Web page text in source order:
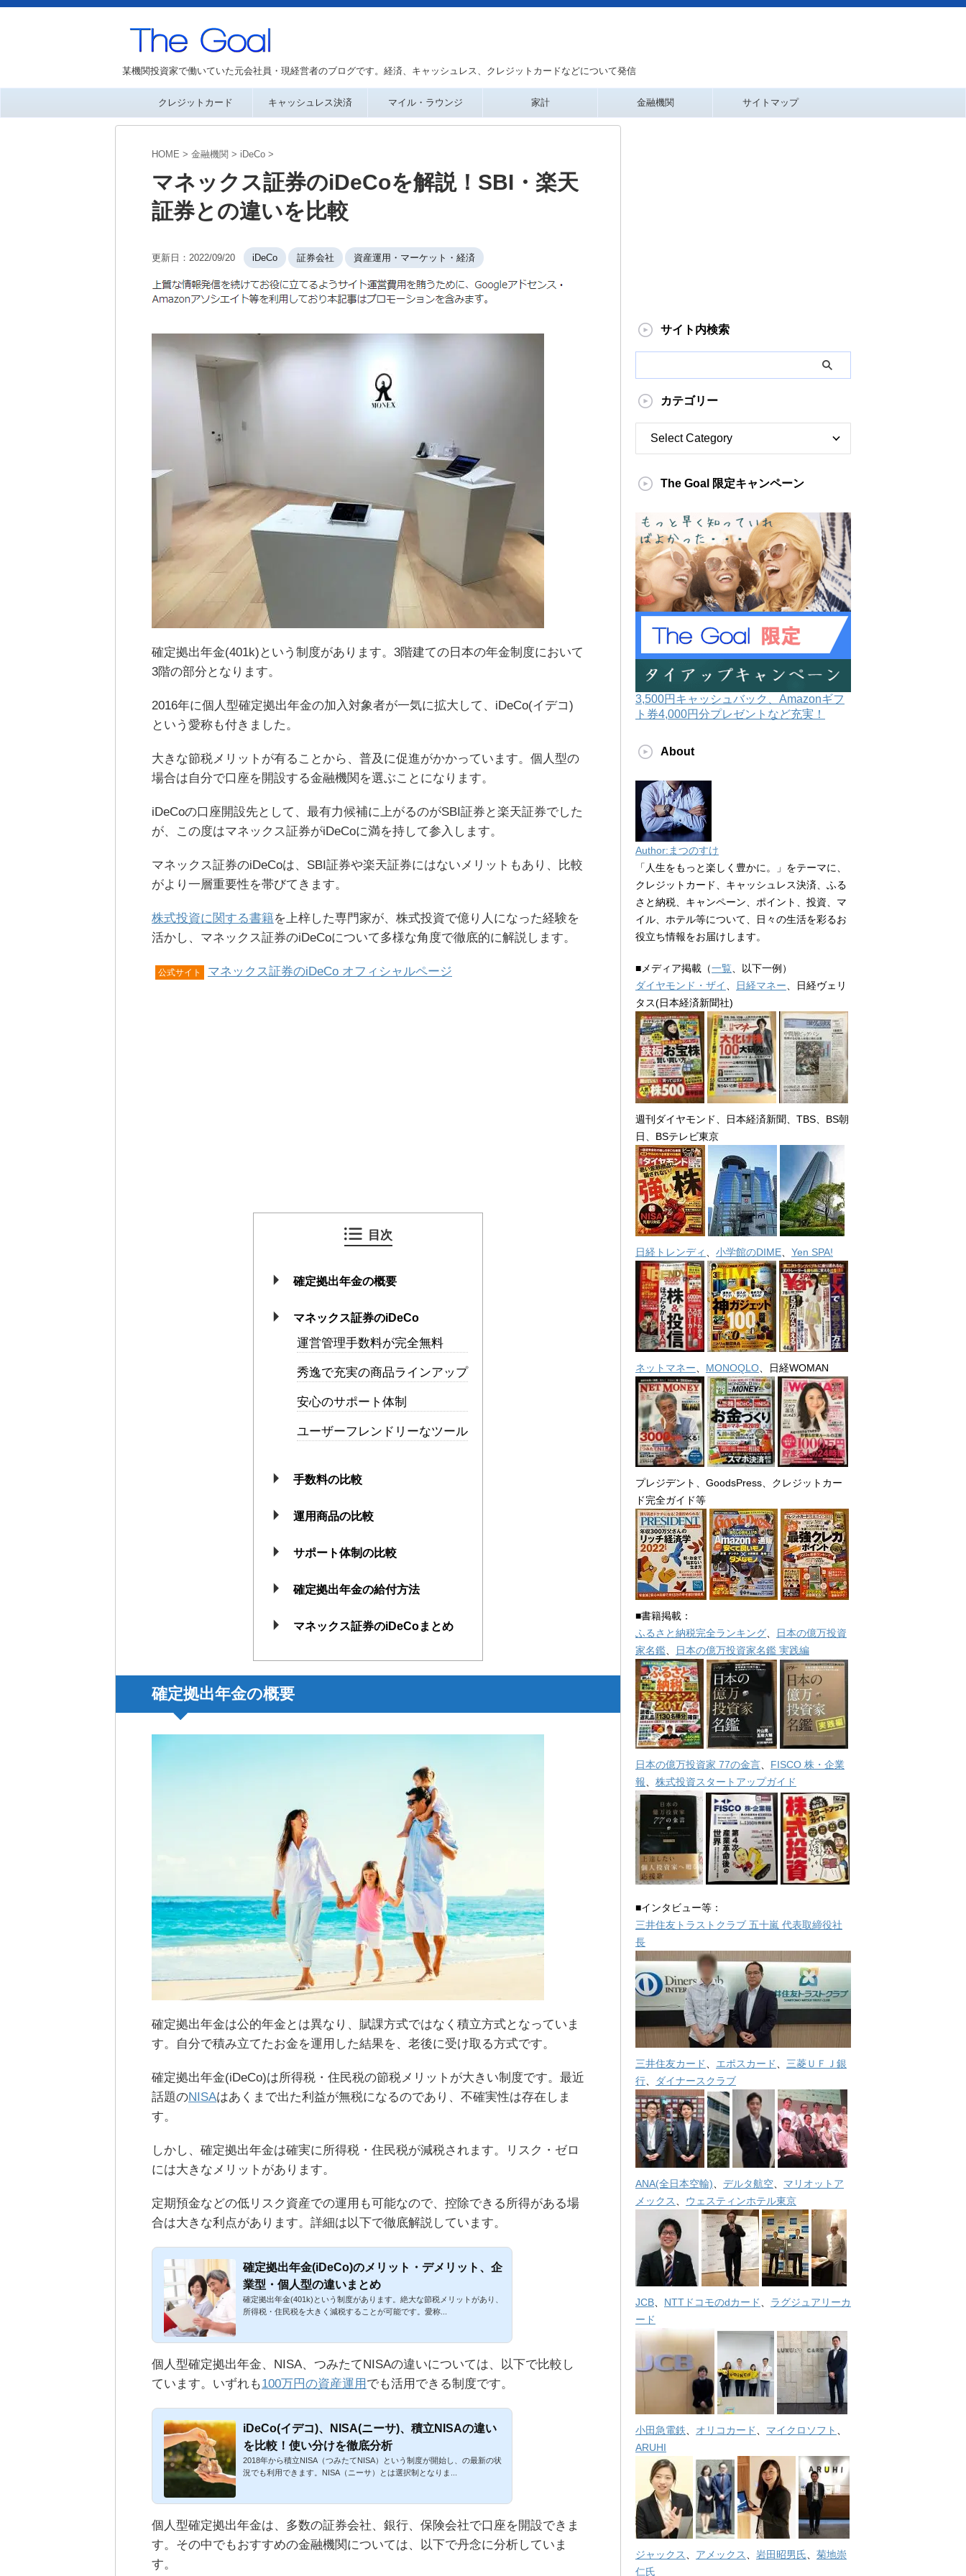
某機関投資家で働いていた元会社員・現経営者のブログです。経済、キャッシュレス、クレジットカードなどについて発信
クレジットカード キャッシュレス決済 マイル・ラウンジ 家計 金融機関 サイトマップ
HOME > 金融機関 > iDeCo >
マネックス証券のiDeCoを解説！SBI・楽天
証券との違いを比較
更新日： 2022/09/20 iDeCo 証券会社 資産運用・マーケット・経済
確定拠出年金(401k)という制度があります。3階建ての日本の年金制度において
3階の部分となります。
2016年に個人型確定拠出年金の加入対象者が一気に拡大して、iDeCo(イデコ)
という愛称も付きました。
大きな節税メリットが有ることから、普及に促進がかかっています。個人型の
場合は自分で口座を開設する金融機関を選ぶことになります。
iDeCoの口座開設先として、最有力候補に上がるのがSBI証券と楽天証券でした
が、この度はマネックス証券がiDeCoに満を持して参入します。
マネックス証券のiDeCoは、SBI証券や楽天証券にはないメリットもあり、比較
がより一層重要性を帯びてきます。
株式投資に関する書籍を上梓した専門家が、株式投資で億り人になった経験を
活かし、マネックス証券のiDeCoについて多様な角度で徹底的に解説します。
公式サイト マネックス証券のiDeCo オフィシャルページ
目次
確定拠出年金の概要
マネックス証券のiDeCo
運営管理手数料が完全無料
秀逸で充実の商品ラインアップ
安心のサポート体制
ユーザーフレンドリーなツール
手数料の比較
運用商品の比較
サポート体制の比較
確定拠出年金の給付方法
マネックス証券のiDeCoまとめ
確定拠出年金の概要
確定拠出年金は公的年金とは異なり、賦課方式ではなく積立方式となっていま
す。自分で積み立てたお金を運用した結果を、老後に受け取る方式です。
確定拠出年金(iDeCo)は所得税・住民税の節税メリットが大きい制度です。最近
話題のNISAはあくまで出た利益が無税になるのであり、不確実性は存在しま
す。
しかし、確定拠出年金は確実に所得税・住民税が減税されます。リスク・ゼロ
には大きなメリットがあります。
定期預金などの低リスク資産での運用も可能なので、控除できる所得がある場
合は大きな利点があります。詳細は以下で徹底解説しています。
確定拠出年金(iDeCo)のメリット・デメリット、企
業型・個人型の違いまとめ
確定拠出年金(401k)という制度があります。絶大な節税メリットがあり、
所得税・住民税を大きく減税することが可能です。愛称...
個人型確定拠出年金、NISA、つみたてNISAの違いについては、以下で比較し
ています。いずれも100万円の資産運用 でも活用できる制度です。
iDeCo(イデコ)、NISA(ニーサ)、積立NISAの違い
を比較！使い分けを徹底分析
2018年から積立NISA（つみたてNISA）という制度が開始し、の最新の状
況でも利用できます。NISA（ニーサ）とは選択制となりま...
個人型確定拠出年金は、多数の証券会社、銀行、保険会社で口座を開設できま
す。その中でもおすすめの金融機関については、以下で丹念に分析していま
す。
サイト内検索
カテゴリー
The Goal 限定キャンペーン
3,500円キャッシュバック、Amazonギフ
ト券4,000円分プレゼントなど充実！
About
Author:まつのすけ
「人生をもっと楽しく豊かに。」をテーマに、
クレジットカード、キャッシュレス決済、ふる
さと納税、キャンペーン、ポイント、投資、マ
イル、ホテル等について、日々の生活を彩るお
役立ち情報をお届けします。
■メディア掲載（一覧 、以下一例）
ダイヤモンド・ザイ
日経マネー 、日経ヴェリ
タス(日本経済新聞社)
週刊ダイヤモンド、日本経済新聞、TBS、BS朝
日、BSテレビ東京
日経トレンディ 小学館のDIME Yen SPA!
ネットマネー MONOQLO 、日経WOMAN
プレジデント、GoodsPress、クレジットカー
ド完全ガイド等
■書籍掲載：
ふるさと納税完全ランキング、
日本の億万投資
家名鑑、 日本の億万投資家名鑑 実践編
日本の億万投資家 77の金言、 FISCO 株・企業
報、 株式投資スタートアップガイド
■インタビュー等：
三井住友トラストクラブ 五十嵐 代表取締役社
長
三井住友カード エポスカード
三菱ＵＦＪ銀
行
ダイナースクラブ
ANA(全日本空輸) デルタ航空
マリオットア
メックス
ウェスティンホテル東京
JCB NTTドコモのdカード
ラグジュアリーカ
ード
小田急電鉄 オリコカード マイクロソフト
ARUHI
ジャックス アメックス 岩田昭男氏
菊地崇
仁氏